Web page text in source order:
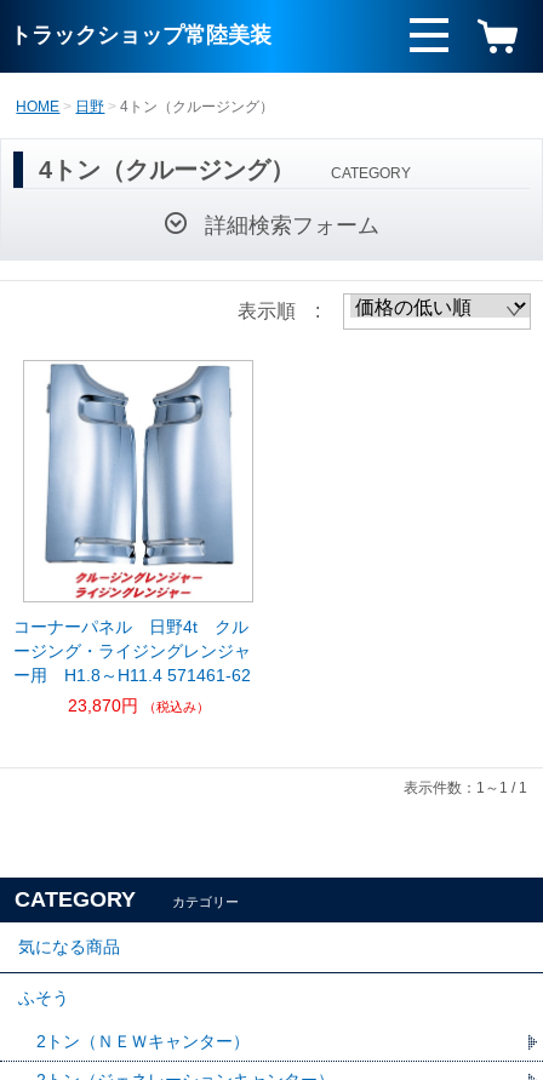
トラックショップ常陸美装
HOME 日野 4トン（クルージング）
4トン（クルージング） CATEGORY
詳細検索フォーム
表示順 :
コーナーパネル 日野4t クル
ージング・ライジングレンジャ
ー用 H1.8～H11.4 571461-62
23,870円
（税込み）
表示件数：1～1 / 1
CATEGORY カテゴリー
気になる商品
ふそう
2トン（ＮＥＷキャンター）